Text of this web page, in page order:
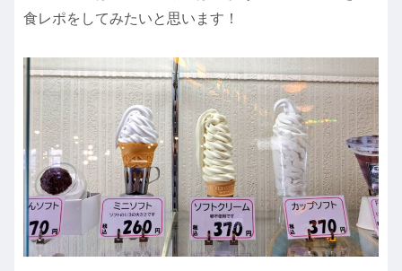
食レポをしてみたいと思います！